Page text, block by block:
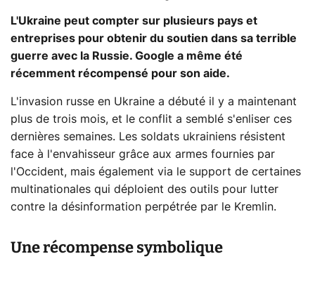
L'Ukraine peut compter sur plusieurs pays et
entreprises pour obtenir du soutien dans sa terrible
guerre avec la Russie. Google a même été
récemment récompensé pour son aide.
L'invasion russe en Ukraine a débuté il y a maintenant
plus de trois mois, et le conflit a semblé s'enliser ces
dernières semaines. Les soldats ukrainiens résistent
face à l'envahisseur grâce aux armes fournies par
l'Occident, mais également via le support de certaines
multinationales qui déploient des outils pour lutter
contre la désinformation perpétrée par le Kremlin.
Une récompense symbolique